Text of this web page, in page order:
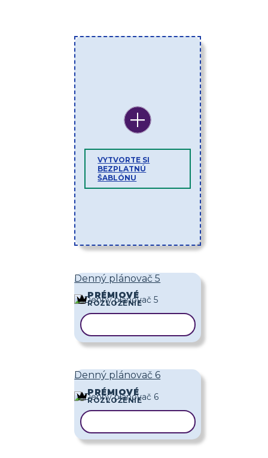
VYTVORTE SI
BEZPLATNÚ
ŠABLÓNU
Denný plánovač 5
PRÉMIOVÉ
ROZLOŽENIE
Denný plánovač 6
PRÉMIOVÉ
ROZLOŽENIE